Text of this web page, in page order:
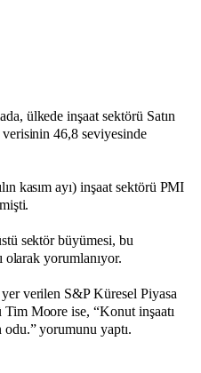
ülkede inşaat sektörü Satın
46,8 seviyesinde
kasım ayı) inşaat sektörü PMI
sektör büyümesi, bu
olarak yorumlanıyor.
verilen S&P Küresel Piyasa
Moore ise, “Konut inşaatı
yorumunu yaptı.